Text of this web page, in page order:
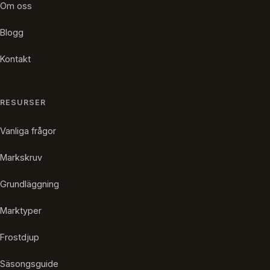
Om oss
Blogg
Kontakt
RESURSER
Vanliga frågor
Markskruv
Grundläggning
Marktyper
Frostdjup
Säsongsguide